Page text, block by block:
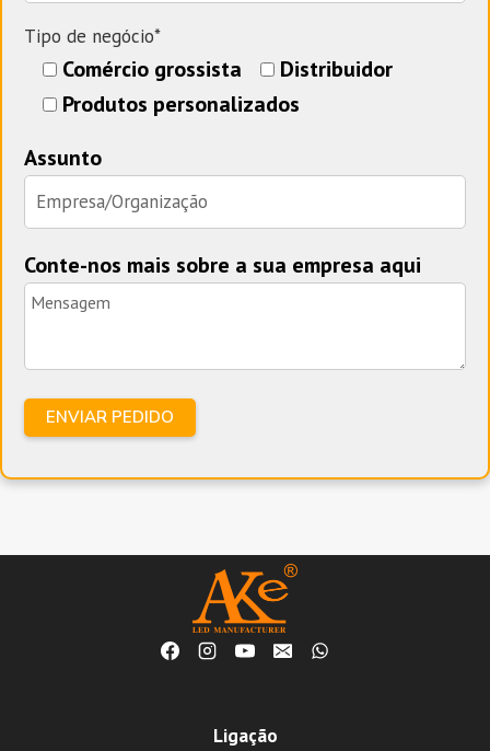
Tipo de negócio*
Comércio grossista
Distribuidor
Produtos personalizados
Assunto
Conte-nos mais sobre a sua empresa aqui
Ligação